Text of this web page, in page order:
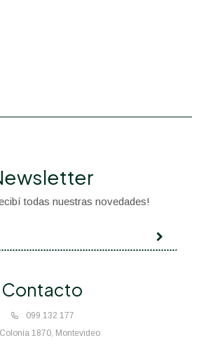
Contacto
099 132 177
Colonia 1870, Montevideo
todas nuestras novedades!